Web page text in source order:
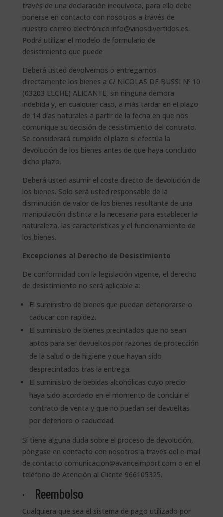
través de una declaración inequívoca, para ello debe
ponerse en contacto con nosotros a través de
nuestro correo electrónico info@vinosdivertidos.es.
Podrá utilizar el modelo de formulario de
desistimiento que puede
Deberá usted devolvernos o entregarnos
directamente los bienes a C/ NICOLAS DE BUSSI Nº 10
(03203 ELCHE) ALICANTE, sin ninguna demora
indebida y, en cualquier caso, a más tardar en el plazo
de 14 días naturales a partir de la fecha en que nos
comunique su decisión de desistimiento del contrato.
Se considerará cumplido el plazo si efectúa la
devolución de los bienes antes de que haya concluido
dicho plazo.
Deberá usted asumir el coste directo de devolución de
los bienes. Solo será usted responsable de la
disminución de valor de los bienes resultante de una
manipulación distinta a la necesaria para establecer la
naturaleza, las características y el funcionamiento de
los bienes.
Excepciones al Derecho de Desistimiento
De conformidad con la legislación vigente, el derecho
de desistimiento no será aplicable a:
El suministro de bienes que puedan deteriorarse o
caducar con rapidez.
El suministro de bienes precintados que no sean
aptos para ser devueltos por razones de protección
de la salud o de higiene y que hayan sido
desprecintados tras la entrega.
El suministro de bebidas alcohólicas cuyo precio
haya sido acordado en el momento de concluir el
contrato de venta y que no puedan ser devueltas
por deterioro o caducidad.
Si tiene alguna duda sobre el proceso de devolución,
póngase en contacto con nosotros a través del e-mail
de contacto comunicacion@avanceimport.com o en el
teléfono de Atención al Cliente 966105325.
· Reembolso
Cualquiera que sea el sistema de pago utilizado por